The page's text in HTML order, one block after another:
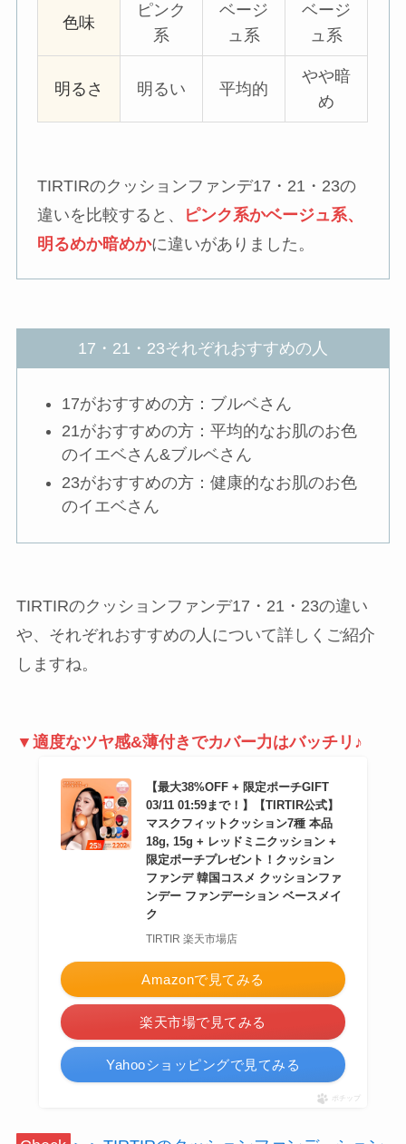
色味
ピンク
系
ベージ
ュ系
ベージ
ュ系
明るさ 明るい 平均的
やや暗
め
TIRTIRのクッションファンデ17・21・23の
違いを比較すると、
ピンク系かベージュ系、
明るめか暗めかに違いがありました。
17・21・23それぞれおすすめの人
17がおすすめの方：ブルベさん
21がおすすめの方：平均的なお肌のお色
のイエベさん&ブルベさん
23がおすすめの方：健康的なお肌のお色
のイエベさん
TIRTIRのクッションファンデ17・21・23の違い
や、それぞれおすすめの人について詳しくご紹介
しますね。
▼適度なツヤ感&薄付きでカバー力はバッチリ♪
【最大38%OFF + 限定ポーチGIFT
03/11 01:59まで！】【TIRTIR公式】
マスクフィットクッション7種 本品
18g, 15g + レッドミニクッション +
限定ポーチプレゼント！クッション
ファンデ 韓国コスメ クッションファ
ンデー ファンデーション ベースメイ
ク
TIRTIR 楽天市場店
Amazonで見てみる
楽天市場で見てみる
Yahooショッピングで見てみる
ポチップ